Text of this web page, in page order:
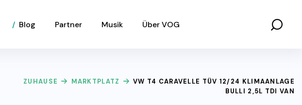
Blog Partner Musik Über VOG
ZUHAUSE MARKTPLATZ
VW T4 CARAVELLE TÜV 12/24 KLIMAANLAGE
BULLI 2,5L TDI VAN